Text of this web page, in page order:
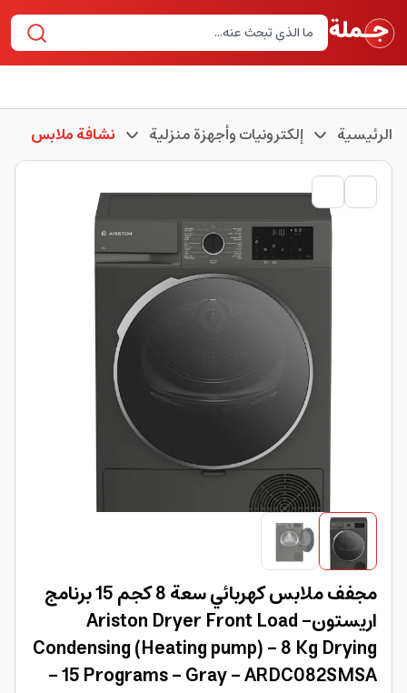
الرئيسية إلكترونيات وأجهزة منزلية نشافة ملابس
مجفف ملابس كهربائي سعة 8 كجم 15 برنامج
اريستونAriston Dryer Front Load -
Condensing (Heating pump) - 8 Kg Drying
- 15 Programs - Gray - ARDC082SMSA